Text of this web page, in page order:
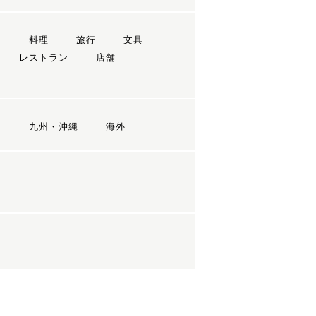
料理 旅行
文具
レストラン
店舗
九州・沖縄 海外